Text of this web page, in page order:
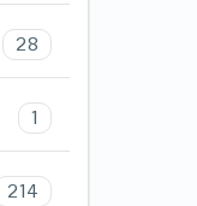
28
1
214